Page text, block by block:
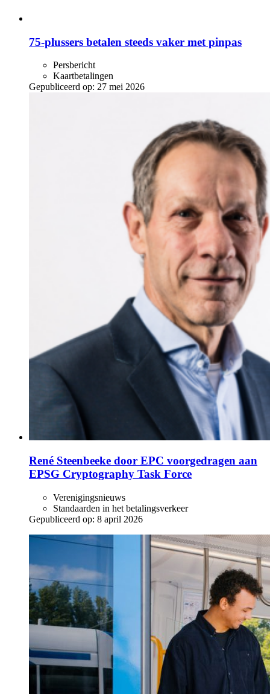
75-plussers betalen steeds vaker met pinpas
Persbericht
Kaartbetalingen
Gepubliceerd op: 27 mei 2026
René Steenbeeke door EPC voorgedragen aan
EPSG Cryptography Task Force
Verenigingsnieuws
Standaarden in het betalingsverkeer
Gepubliceerd op: 8 april 2026